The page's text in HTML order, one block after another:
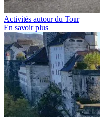
Activités autour du Tour
En savoir plus